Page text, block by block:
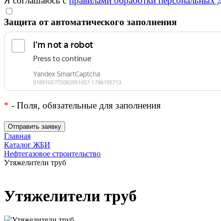
Защита от автоматического заполнения
* - Поля, обязательные для заполнения
Главная
Каталог ЖБИ
Нефтегазовое строительство
Утяжелители труб
Утяжелители труб